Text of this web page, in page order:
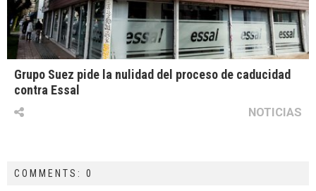
Grupo Suez pide la nulidad del proceso de caducidad
contra Essal
NOTICIAS
COMMENTS: 0